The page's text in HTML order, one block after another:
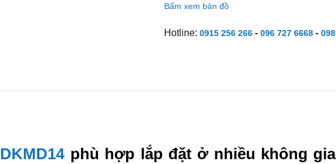
Bấm xem bản đồ
Hotline: 0915 256 266- 096 727 6668-
DKMD14phù hợp lắp đặt ở nhiều không